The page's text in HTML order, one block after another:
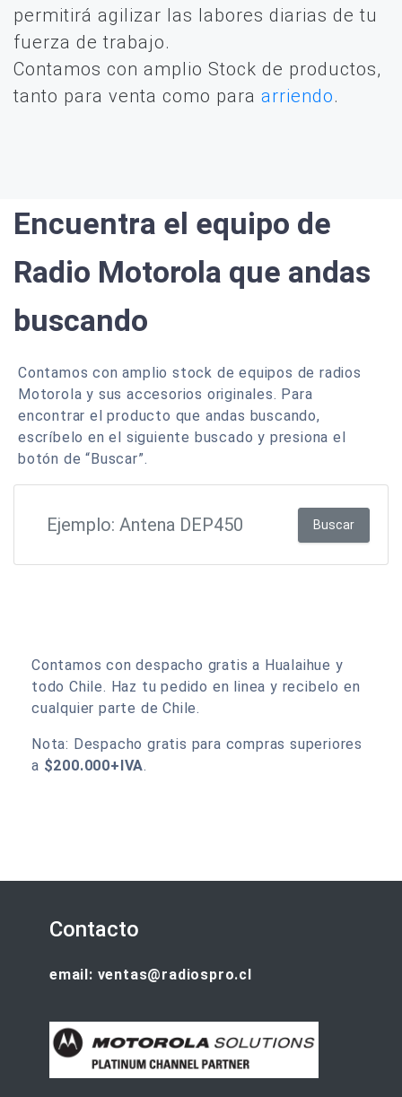
permitirá agilizar las labores diarias de tu
fuerza de trabajo.
Contamos con amplio Stock de productos,
tanto para venta como para arriendo.
Encuentra el equipo de
Radio Motorola que andas
buscando
Contamos con amplio stock de equipos de radios
Motorola y sus accesorios originales. Para
encontrar el producto que andas buscando,
escríbelo en el siguiente buscado y presiona el
botón de “Buscar”.
Buscar
Contamos con despacho gratis a Hualaihue y
todo Chile. Haz tu pedido en linea y recibelo en
cualquier parte de Chile.
Nota: Despacho gratis para compras superiores
a $200.000+IVA.
Contacto
email: ventas@radiospro.cl